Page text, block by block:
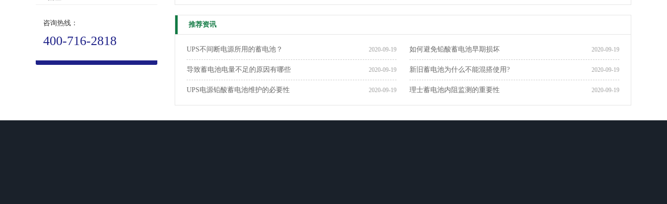
咨询热线：
400-716-2818
推荐资讯
2020-09-19
UPS不间断电源所用的蓄电池？ 2020-09-19
如何避免铅酸蓄电池早期损坏
2020-09-19
导致蓄电池电量不足的原因有哪些 2020-09-19
新旧蓄电池为什么不能混搭使用?
2020-09-19
UPS电源铅酸蓄电池维护的必要性 2020-09-19
理士蓄电池内阻监测的重要性